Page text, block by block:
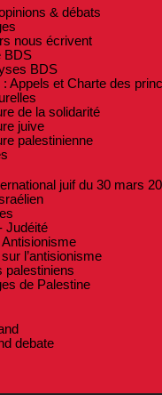
& débats
nous écrivent
BDS
BDS
: Appels et Charte des
de la solidarité
juive
palestinienne
juif du 30 mars
Judéité
l’antisionisme
palestiniens
de Palestine
debate